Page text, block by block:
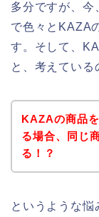
多分ですが、今
で色々とKAZA
す。そして、
と、考えている
KAZAの商品
る場合、同じ
る！？
というような悩